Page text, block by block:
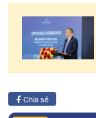
Chia sẻ